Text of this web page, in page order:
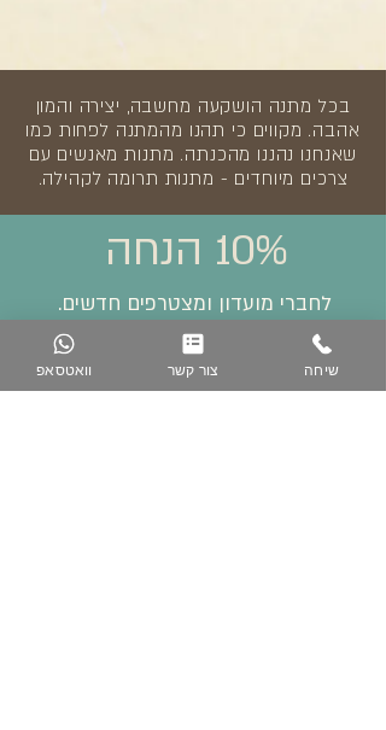
בכל מתנה הושקעה מחשבה, יצירה והמון
אהבה. מקווים כי תהנו מהמתנה לפחות כמו
שאנחנו נהננו מהכנתה. מתנות מאנשים עם
צרכים מיוחדים - מתנות תרומה לקהילה.
10% הנחה
לחברי מועדון ומצטרפים חדשים.
לפרטים מלאים>>
וואטסאפ צור קשר שיחה